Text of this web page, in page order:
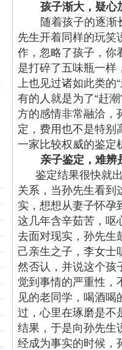
孩子渐大，疑心
随着孩子的逐渐
先生开着同样的玩笑
作，忽略了孩子，你
是打碎了五味瓶一样
上也见过诸如此类的
有的人就是为了“赶
方的感情非常融洽，
定，费用也不是特别
一家比较权威的鉴定
亲子鉴定，难辨
鉴定结果很快就
关系，当孙先生看到
实，想想从妻子怀孕
这几年含辛茹苦，呕
去面对现实，孙先生
己亲生之子，李女士
然否认，并说这个孩
觉到事情的严重性，
见的老同学，喝酒
过，心里在琢磨是不
结果，于是向孙先生
经成为事实的时候，